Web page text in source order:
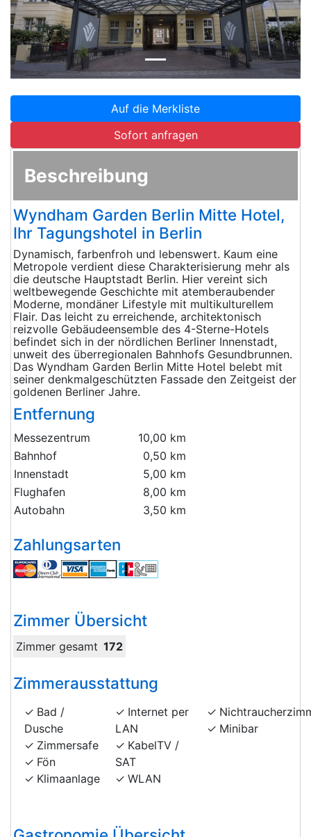
Auf die Merkliste
Sofort anfragen
Beschreibung
Wyndham Garden Berlin Mitte Hotel,
Ihr Tagungshotel in Berlin
Dynamisch, farbenfroh und lebenswert. Kaum eine
Metropole verdient diese Charakterisierung mehr als
die deutsche Hauptstadt Berlin. Hier vereint sich
weltbewegende Geschichte mit atemberaubender
Moderne, mondäner Lifestyle mit multikulturellem
Flair. Das leicht zu erreichende, architektonisch
reizvolle Gebäudeensemble des 4-Sterne-Hotels
befindet sich in der nördlichen Berliner Innenstadt,
unweit des überregionalen Bahnhofs Gesundbrunnen.
Das Wyndham Garden Berlin Mitte Hotel belebt mit
seiner denkmalgeschützten Fassade den Zeitgeist der
goldenen Berliner Jahre.
Entfernung
Messezentrum
10,00 km
Bahnhof
0,50 km
Innenstadt
5,00 km
Flughafen
8,00 km
Autobahn
3,50 km
Zahlungsarten
Zimmer Übersicht
Zimmer gesamt 172
Zimmerausstattung
Bad /
Dusche
Zimmersafe
Fön
Klimaanlage
Internet per
LAN
KabelTV /
SAT
WLAN
Minibar